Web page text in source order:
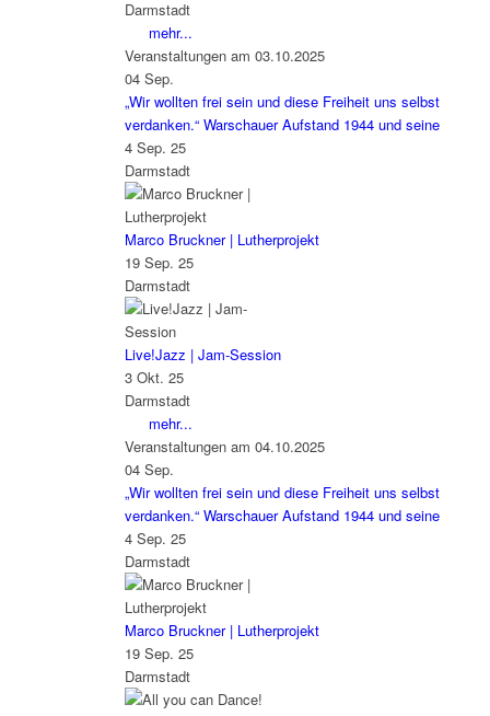
Darmstadt
mehr...
Veranstaltungen am 03.10.2025
04 Sep.
„Wir wollten frei sein und diese Freiheit uns selbst
verdanken.“ Warschauer Aufstand 1944 und seine
4 Sep. 25
Darmstadt
Marco Bruckner | Lutherprojekt
19 Sep. 25
Darmstadt
Live!Jazz | Jam-Session
3 Okt. 25
Darmstadt
mehr...
Veranstaltungen am 04.10.2025
04 Sep.
„Wir wollten frei sein und diese Freiheit uns selbst
verdanken.“ Warschauer Aufstand 1944 und seine
4 Sep. 25
Darmstadt
Marco Bruckner | Lutherprojekt
19 Sep. 25
Darmstadt